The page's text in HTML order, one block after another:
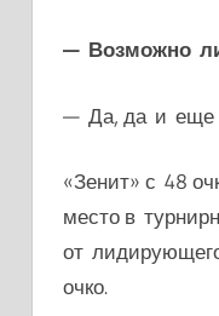
— Возможно
— Да, да и еще
«Зенит» с 48
место в
от
очко.